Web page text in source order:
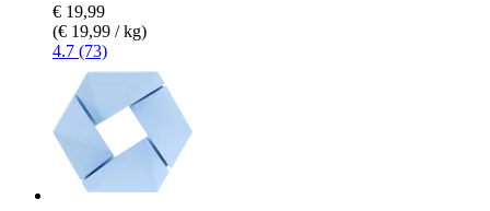
€ 19,99
(€ 19,99 / kg)
4.7 (73)